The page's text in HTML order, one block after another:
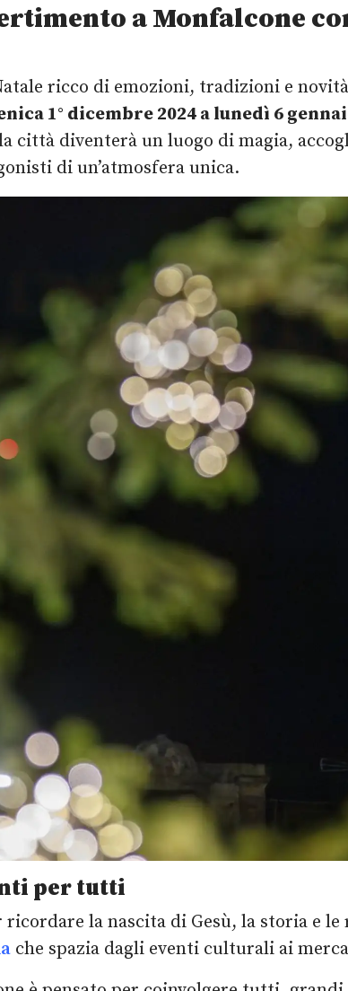
a Monfalcone
ricco di emozioni, tradizioni e
1° dicembre 2024 a lunedì 6
città diventerà un luogo di magia,
di un’atmosfera unica.
per tutti
la nascita di Gesù, la storia e
che spazia dagli eventi culturali ai